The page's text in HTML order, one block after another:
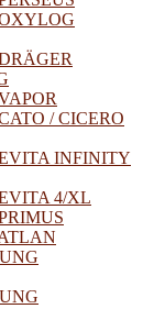
/ CICERO
INFINITY
4/XL